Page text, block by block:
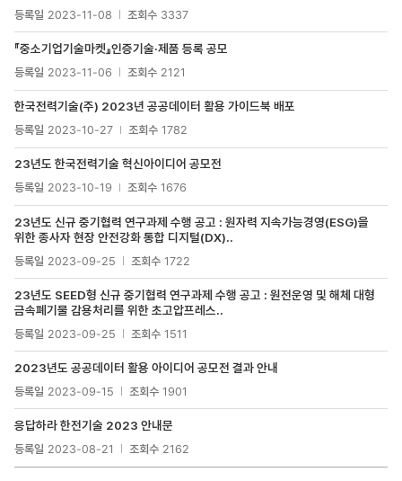
등록일 2023-11-08 조회수 3337
『중소기업기술마켓』인증기술·제품 등록 공모
등록일 2023-11-06 조회수 2121
한국전력기술(주) 2023년 공공데이터 활용 가이드북 배포
등록일 2023-10-27 조회수 1782
23년도 한국전력기술 혁신아이디어 공모전
등록일 2023-10-19 조회수 1676
23년도 신규 중기협력 연구과제 수행 공고 : 원자력 지속가능경영(ESG)을
위한 종사자 현장 안전강화 통합 디지털(DX)..
등록일 2023-09-25 조회수 1722
23년도 SEED형 신규 중기협력 연구과제 수행 공고 : 원전운영 및 해체 대형
금속폐기물 감용처리를 위한 초고압프레스..
등록일 2023-09-25 조회수 1511
2023년도 공공데이터 활용 아이디어 공모전 결과 안내
등록일 2023-09-15 조회수 1901
응답하라 한전기술 2023 안내문
등록일 2023-08-21 조회수 2162